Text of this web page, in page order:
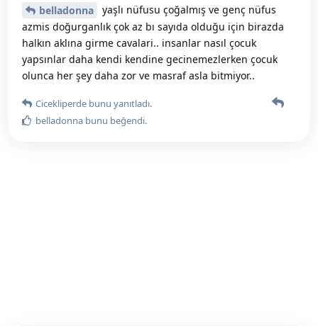
belladonna
yaşlı nüfusu çoğalmış ve genç nüfus
azmis doğurganlık çok az bı sayıda olduğu için birazda
halkın aklına girme cavalari.. insanlar nasıl çocuk
yapsınlar daha kendi kendine gecinemezlerken çocuk
olunca her şey daha zor ve masraf asla bitmiyor..
Cicekliperde bunu yanıtladı.
belladonna bunu beğendi.